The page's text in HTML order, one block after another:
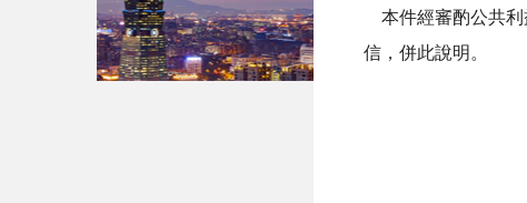
本件經審酌公共利
信，併此說明。